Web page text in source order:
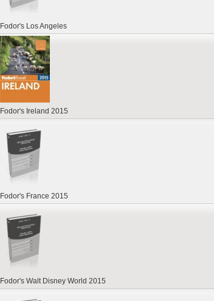
Fodor's Los Angeles
Fodor's Ireland 2015
Fodor's France 2015
Fodor's Walt Disney World 2015